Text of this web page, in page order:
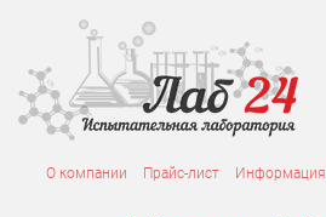
О компании Прайс-лист Информация